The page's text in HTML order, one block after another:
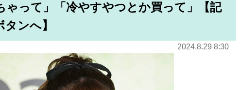
ゃって」「冷やすやつとか買って」【記
ンへ】
2024.8.29 8:30